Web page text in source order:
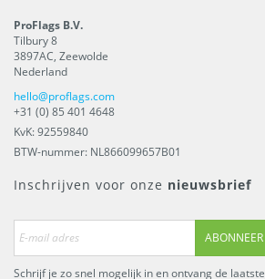
ProFlags B.V.
Tilbury 8
3897AC, Zeewolde
Nederland
hello@proflags.com
+31 (0) 85 401 4648
KvK: 92559840
BTW-nummer: NL866099657B01
Inschrijven voor onze nieuwsbrief
ABONNEER
Schrijf je zo snel mogelijk in en ontvang de laatste